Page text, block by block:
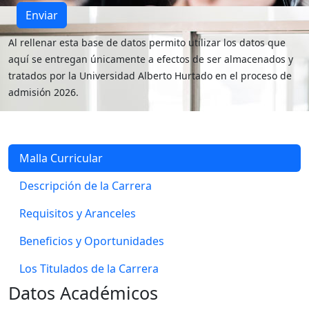
Enviar
Al rellenar esta base de datos permito utilizar los datos que
aquí se entregan únicamente a efectos de ser almacenados y
tratados por la Universidad Alberto Hurtado en el proceso de
admisión 2026.
Malla Curricular
Descripción de la Carrera
Requisitos y Aranceles
Beneficios y Oportunidades
Los Titulados de la Carrera
Datos Académicos